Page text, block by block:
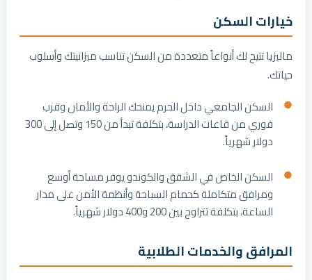
خيارات السكن
ماليزيا تتيح لك أنواعاً متعددة من السكن تناسب ميزانيتك وأسلوب
حياتك.
السكن الجامعي داخل الحرم يمنحك الراحة والأمان وقرب
فوري من قاعات الدراسة، بتكلفة تبدأ من 150 وتصل إلى 300
دولار شهرياً.
السكن الخاص في الشقق والكوندو يوفر مساحة أوسع
ومرافق متكاملة كحمام السباحة وأنظمة الأمن على مدار
الساعة، بتكلفة تتراوح بين 200 و400 دولار شهرياً.
المرافق والخدمات الطلابية